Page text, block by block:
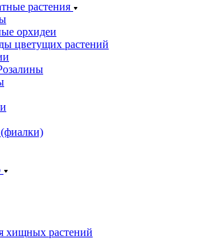
растения
орхидеи
цветущих растений
хищных растений